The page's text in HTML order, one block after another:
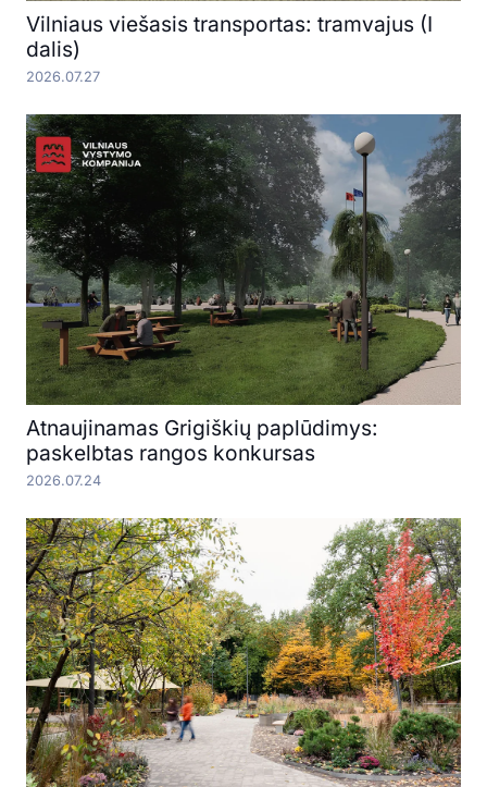
Vilniaus viešasis transportas: tramvajus (I
dalis)
2026.07.27
Atnaujinamas Grigiškių paplūdimys:
paskelbtas rangos konkursas
2026.07.24